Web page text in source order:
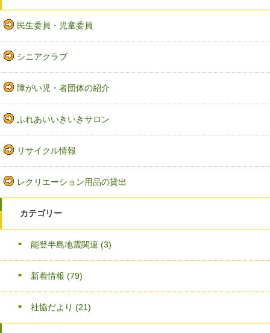
民生委員・児童委員
シニアクラブ
障がい児・者団体の紹介
ふれあいいきいきサロン
リサイクル情報
レクリエーション用品の貸出
カテゴリー
能登半島地震関連 (3)
新着情報 (79)
社協だより (21)